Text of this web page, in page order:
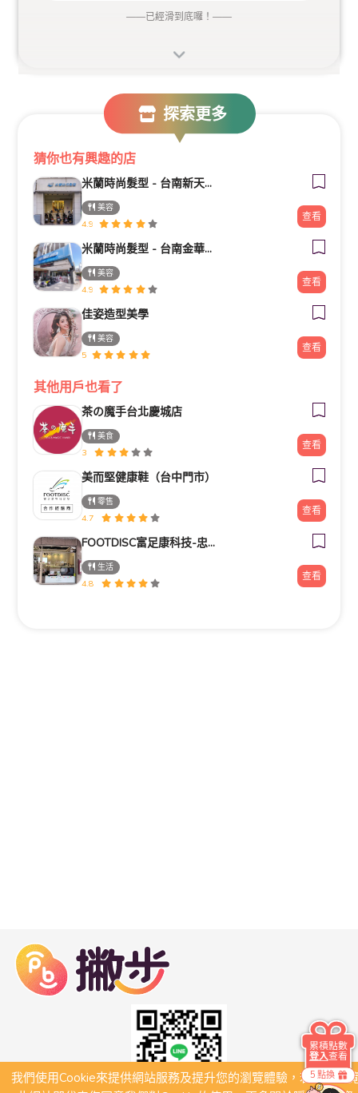
——已經滑到底囉！ ——
探索更多
猜你也有興趣的店
米蘭時尚髮型 - 台南新天地店
美容
4.9
查看
米蘭時尚髮型 - 台南金華二店
美容
4.9
查看
佳姿造型美學
美容
5
查看
其他用戶也看了
茶の魔手台北慶城店
美食
3
查看
美而堅健康鞋（台中門市）
零售
4.7
查看
FOOTDISC富足康科技-忠孝直營門市
生活
4.8
查看
我們使用Cookie來提供網站服務及提升您的瀏覽體驗，若繼續瀏
5 點換
累積點數
登入查看